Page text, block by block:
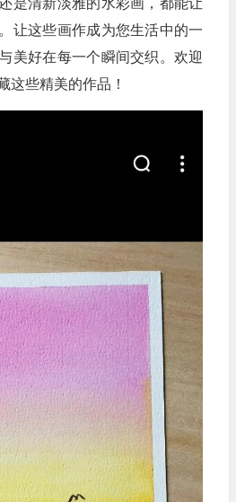
让这些画作成为您生活中的一
美好在每一个瞬间交织。欢迎
这些精美的作品！